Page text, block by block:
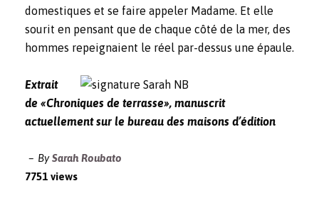
domestiques et se faire appeler Madame. Et elle
sourit en pensant que de chaque côté de la mer, des
hommes repeignaient le réel par-dessus une épaule.
Extrait
de «Chroniques de terrasse», manuscrit
actuellement sur le bureau des maisons d’édition
BySarah Roubato
7751 views